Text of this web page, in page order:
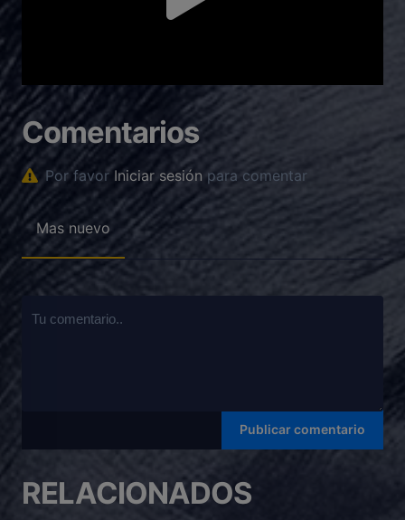
Comentarios
Por favor Iniciar sesión para comentar
Mas nuevo
RELACIONADOS